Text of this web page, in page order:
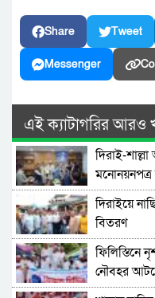
Share Tweet
Messenger
এই ক্যাটাগরির আরও
দিরাই-
মনোনয়নপত্র
দিরাইয়ে
বিতরণ
ফিলিস্তিনে
নৌবহর